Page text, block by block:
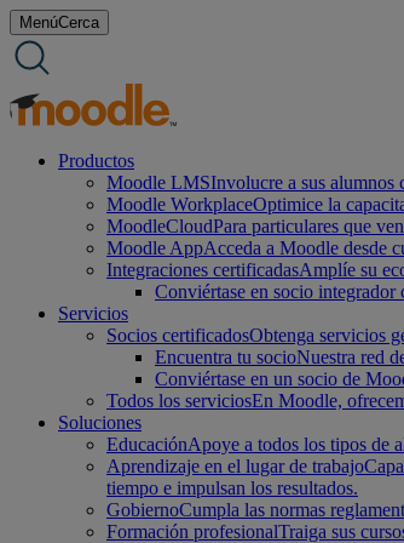
saltar
al
contenido
MenúCerca
Productos
Moodle LMSInvolucre a sus alumnos
Moodle WorkplaceOptimice la
MoodleCloudPara particulares que
Moodle AppAcceda a Moodle desde
Integraciones certificadasAmplíe su
Conviértase en socio integrador
Servicios
Socios certificadosObtenga servicios
Encuentra tu socioNuestra red
Conviértase en un socio de
Todos los serviciosEn Moodle,
Soluciones
EducaciónApoye a todos los tipos de
Aprendizaje en el lugar de trabajo
tiempo e impulsan los resultados.
GobiernoCumpla las normas
Formación profesionalTraiga sus